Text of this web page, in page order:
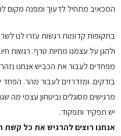
המכאיב מתחיל לדעוך ומפנה מקום
בתקופות קדומות רגשות עזרו לנו
ולהגן על עצמנו מחיות טרף. רגשות
מפחדים לעבור את הכביש אנחנו
בודקים. ומזדרזים לעבור מהר. הפחד
מרגישים מסוגלים וביטחון עצמי מה
יש תפקיד ותפקוד.
אנחנו רוצים להרגיש את כל